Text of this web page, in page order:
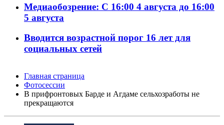
Медиаобозрение: С 16:00 4 августа до 16:00
5 августа
Вводится возрастной порог 16 лет для
социальных сетей
Главная страница
Фотосессии
В прифронтовых Барде и Агдаме сельхозработы не
прекращаются